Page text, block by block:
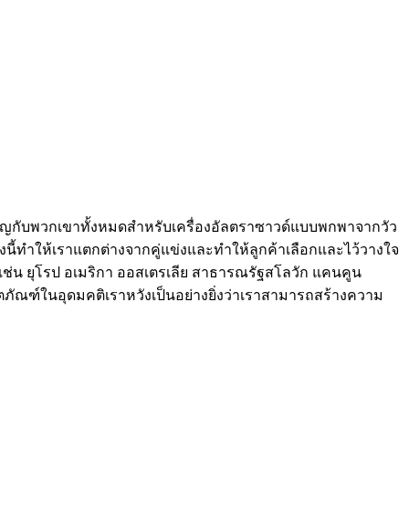
บพวกเขาทั้งหมดสำหรับเครื่องอัลตราซาวด์แบบพกพาจากวัว
งนี้ทำให้เราแตกต่างจากคู่แข่งและทำให้ลูกค้าเลือกและไว้วางใจ
น ยุโรป อเมริกา ออสเตรเลีย สาธารณรัฐสโลวัก แคนคูน
ฑ์ในอุดมคติเราหวังเป็นอย่างยิ่งว่าเราสามารถสร้างความ